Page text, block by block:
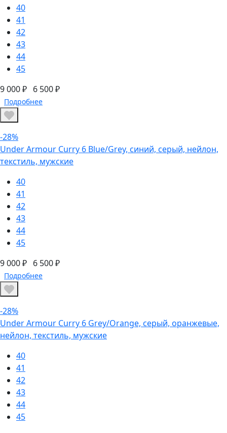
40
41
42
43
44
45
9 000 ₽ 6 500 ₽
Подробнее
-28%
Under Armour Curry 6 Blue/Grey, синий, серый, нейлон,
текстиль, мужские
40
41
42
43
44
45
9 000 ₽ 6 500 ₽
Подробнее
-28%
Under Armour Curry 6 Grey/Orange, серый, оранжевые,
нейлон, текстиль, мужские
40
41
42
43
44
45